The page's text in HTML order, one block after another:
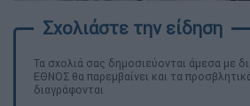
Τα σχολιά σας δημοσιεύονται άμεσα με
ΕΘΝΟΣ θα παρεμβαίνει και τα
διαγράφονται